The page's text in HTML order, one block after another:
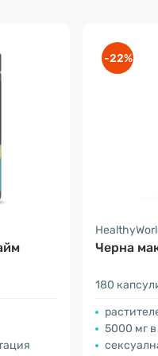
-22%
Черна
180
5000 мг в